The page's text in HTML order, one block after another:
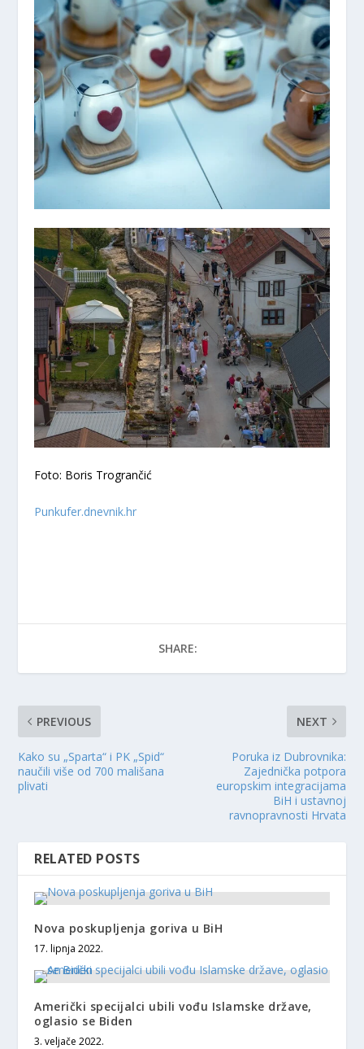
Foto: Boris Trogrančić
Punkufer.dnevnik.hr
SHARE:
PREVIOUS
Kako su „Sparta“ i PK „Spid“
naučili više od 700 mališana
plivati
NEXT
Poruka iz Dubrovnika:
Zajednička potpora
europskim integracijama
BiH i ustavnoj
ravnopravnosti Hrvata
RELATED POSTS
Nova poskupljenja goriva u BiH
17. lipnja 2022.
Američki specijalci ubili vođu Islamske države,
oglasio se Biden
3. veljače 2022.